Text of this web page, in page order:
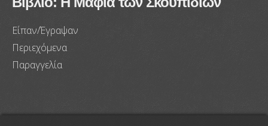
Είπαν/Έγραψαν
Περιεχόμενα
Παραγγελία